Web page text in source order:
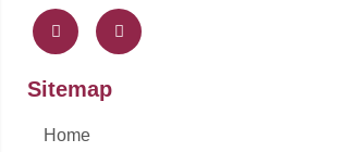
a
c
e
b
o
-
f
n
s
t
a
Sitemap
Home